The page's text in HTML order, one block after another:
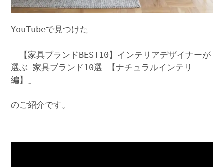
YouTubeで見つけた
「【家具ブランドBEST10】インテリアデザイナーが
選ぶ 家具ブランド10選 【ナチュラルインテリ
編】」
のご紹介です。